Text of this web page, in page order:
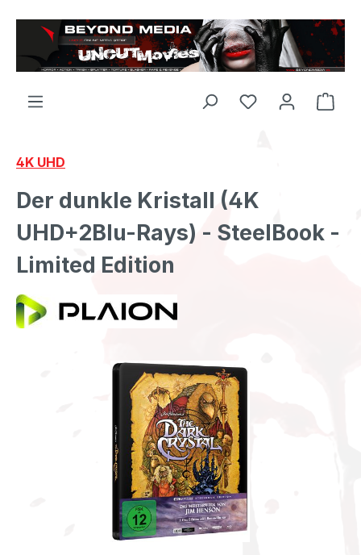
Zum Hauptinhalt springen
4K UHD
Der dunkle Kristall (4K
UHD+2Blu-Rays) - SteelBook -
Limited Edition
Bildergalerie überspringen